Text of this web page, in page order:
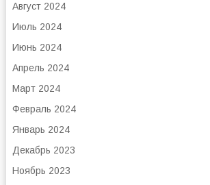
Август 2024
Июль 2024
Июнь 2024
Апрель 2024
Март 2024
Февраль 2024
Январь 2024
Декабрь 2023
Ноябрь 2023